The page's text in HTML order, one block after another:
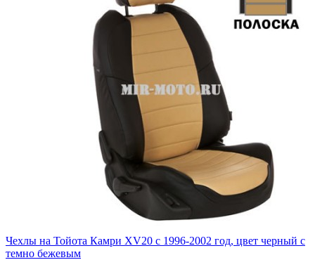
Чехлы на Тойота Камри XV20 с 1996-2002 год, цвет черный с
темно бежевым